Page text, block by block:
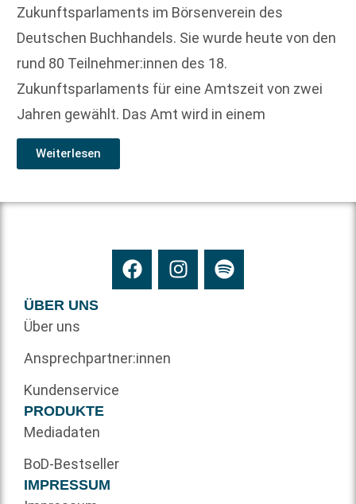
Zukunftsparlaments im Börsenverein des
Deutschen Buchhandels. Sie wurde heute von den
rund 80 Teilnehmer:innen des 18.
Zukunftsparlaments für eine Amtszeit von zwei
Jahren gewählt. Das Amt wird in einem
Weiterlesen
ÜBER UNS
Über uns
Ansprechpartner:innen
Kundenservice
PRODUKTE
Mediadaten
BoD-Bestseller
IMPRESSUM